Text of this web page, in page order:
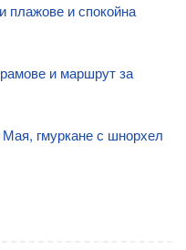
плажове и спокойна
и маршрут за
гмуркане с шнорхел